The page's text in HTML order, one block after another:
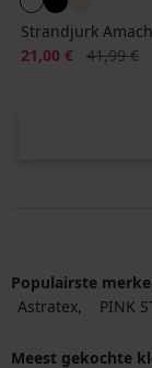
Strandjurk
Korting
21,00 € 41,99 €
Populairste
Astratex
PINK
Meest gekochte